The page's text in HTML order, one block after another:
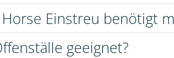
Einstreu benötigt
geeignet?